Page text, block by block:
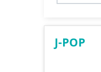
J-POP